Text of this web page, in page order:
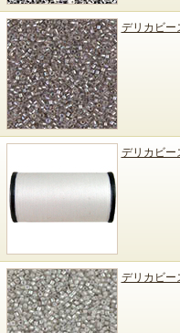
デリカビー
デリカビ
デリカビー